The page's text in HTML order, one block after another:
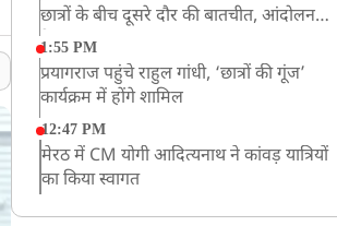
छात्रों के बीच दूसरे दौर की बातचीत, आंदोलन
तेज
1:55 PM
प्रयागराज पहुंचे राहुल गांधी, ‘छात्रों की गूंज’
कार्यक्रम में होंगे शामिल
12:47 PM
मेरठ में CM योगी आदित्यनाथ ने कांवड़ यात्रियों
का किया स्वागत